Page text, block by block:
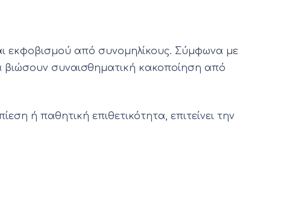
εκφοβισμού από συνομηλίκους. Σύμφωνα με
βιώσουν συναισθηματική κακοποίηση από
ή παθητική επιθετικότητα, επιτείνει την